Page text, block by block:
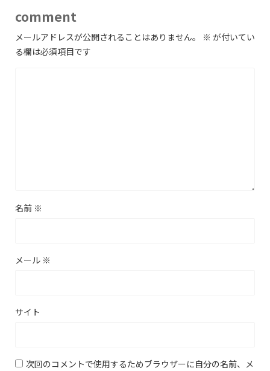
comment
メールアドレスが公開されることはありません。 ※ が付いてい
る欄は必須項目です
名前 ※
メール ※
サイト
次回のコメントで使用するためブラウザーに自分の名前、メ